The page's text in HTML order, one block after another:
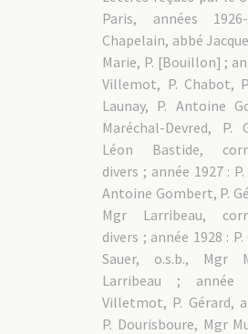
Paris, années
Chapelain, abbé
Marie, P. [Bouillon] ;
Villemot, P. Chabot,
Launay, P. Antoine
Maréchal-Devred, P.
Léon Bastide,
divers ; année 1927 :
Antoine Gombert, P.
Mgr Larribeau,
divers ; année 1928 :
Sauer, o.s.b., Mgr
Larribeau ;
Villetmot, P. Gérard,
P. Dourisboure, Mgr